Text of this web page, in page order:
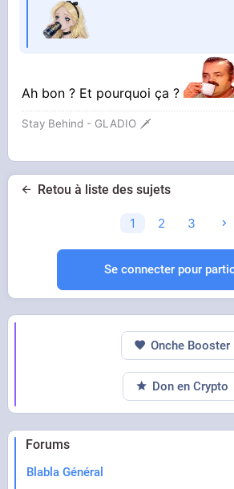
Ah bon ? Et pourquoi ça ?
Stay Behind - GLADIO 🗡️
Retou à liste des sujets
1 2 3
Se connecter pour
Forums
Blabla Général
Onche Booster
Don en Crypto